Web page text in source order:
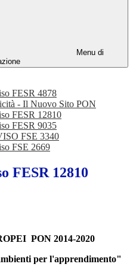
Menu di
FESR 4878
- Il Nuovo Sito PON
FESR 12810
FESR 9035
FSE 3340
FSE 2669
FESR 12810
PON 2014-2020
per l'apprendimento"